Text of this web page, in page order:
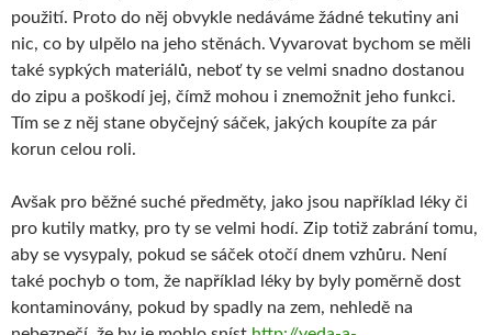
použití. Proto do něj obvykle nedáváme žádné tekutiny ani
nic, co by ulpělo na jeho stěnách. Vyvarovat bychom se měli
také sypkých materiálů, neboť ty se velmi snadno dostanou
do zipu a poškodí jej, čímž mohou i znemožnit jeho funkci.
Tím se z něj stane obyčejný sáček, jakých koupíte za pár
korun celou roli.
Avšak pro běžné suché předměty, jako jsou například léky či
pro kutily matky, pro ty se velmi hodí. Zip totiž zabrání tomu,
aby se vysypaly, pokud se sáček otočí dnem vzhůru. Není
také pochyb o tom, že například léky by byly poměrně dost
kontaminovány, pokud by spadly na zem, nehledě na